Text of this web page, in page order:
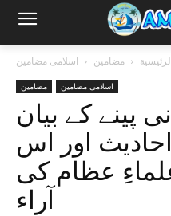
مضامین اسلامی مضامین
مضامین اسلامی مضامین
پینے کے بیان
اور اس
عظام کی
آراء